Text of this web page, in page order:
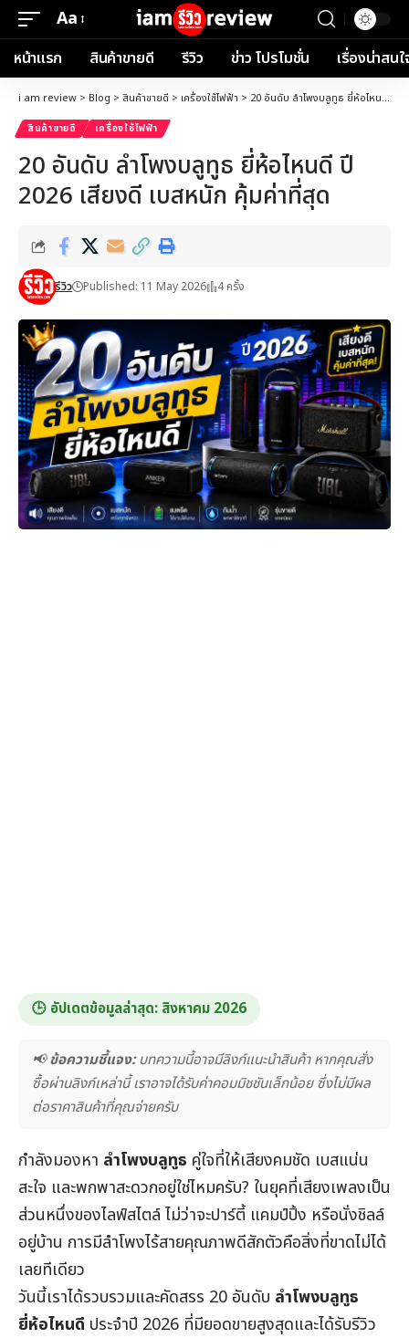
Font
Resizer
Aa
หน้าแรก สินค้าขายดี รีวิว ข่าว โปรโมชั่น เรื่องน่าสนใ
i am review > Blog > สินค้าขายดี > เครื่องใช้ไฟฟ้า > 20 อันดับ ลำโพงบลูทูธ ยี่ห้อไหนดี ปี 2026 เสียงดี เบสหนัก คุ้มค่าที่สุด
สินค้าขายดี เครื่องใช้ไฟฟ้า
20 อันดับ ลำโพงบลูทูธ ยี่ห้อไหนดี ปี
2026 เสียงดี เบสหนัก คุ้มค่าที่สุด
รีวิว Published: 11 May 2026 4 ครั้ง
🕒 อัปเดตข้อมูลล่าสุด: สิงหาคม 2026
📢ข้อความชี้แจง:บทความนี้อาจมีลิงก์แนะนำสินค้า หากคุณสั่ง
ซื้อผ่านลิงก์เหล่านี้ เราอาจได้รับค่าคอมมิชชันเล็กน้อย ซึ่งไม่มีผล
ต่อราคาสินค้าที่คุณจ่ายครับ
กำลังมองหา ลำโพงบลูทูธ คู่ใจที่ให้เสียงคมชัด เบสแน่น
สะใจ และพกพาสะดวกอยู่ใช่ไหมครับ? ในยุคที่เสียงเพลงเป็น
ส่วนหนึ่งของไลฟ์สไตล์ ไม่ว่าจะปาร์ตี้ แคมป์ปิ้ง หรือนั่งชิลล์
อยู่บ้าน การมีลำโพงไร้สายคุณภาพดีสักตัวคือสิ่งที่ขาดไม่ได้
เลยทีเดียว
วันนี้เราได้รวบรวมและคัดสรร 20 อันดับ ลำโพงบลูทูธ
ยี่ห้อไหนดี ประจำปี 2026 ที่มียอดขายสูงสุดและได้รับรีวิว